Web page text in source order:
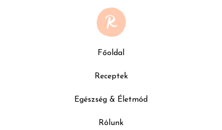
Főoldal
Receptek
Egészség & Életmód
Rólunk